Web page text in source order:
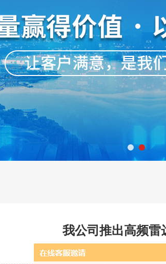
我公司推出高频雷
更新时间：2013-11-04 | 点